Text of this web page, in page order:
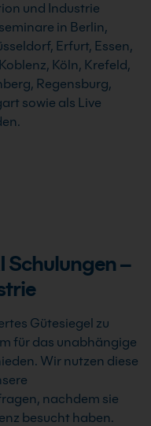
und Industrie
in Berlin,
Erfurt, Essen,
Köln, Krefeld,
Regensburg,
sowie als Live
Schulungen –
Gütesiegel zu
für das unabhängige
Wir nutzen diese
nachdem sie
besucht haben.